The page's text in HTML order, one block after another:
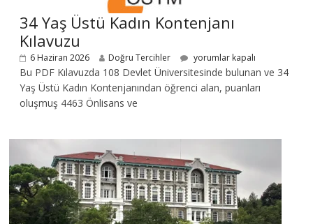
34 Yaş Üstü Kadın Kontenjanı
Kılavuzu
6 Haziran 2026 Doğru Tercihler yorumlar kapalı
Bu PDF Kılavuzda 108 Devlet Üniversitesinde bulunan ve 34
Yaş Üstü Kadın Kontenjanından öğrenci alan, puanları
oluşmuş 4463 Önlisans ve